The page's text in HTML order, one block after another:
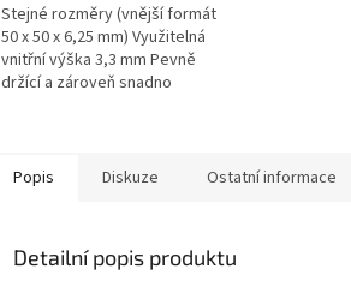
Stejné rozměry (vnější formát
50 x 50 x 6,25 mm) Využitelná
vnitřní výška 3,3 mm Pevně
držící a zároveň snadno
Popis Diskuze Ostatní informace
Detailní popis produktu